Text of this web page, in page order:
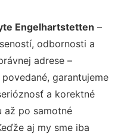
Engelhartstetten –
odbornosti a
adrese –
garantujeme
a korektné
až po samotné
aj my sme iba